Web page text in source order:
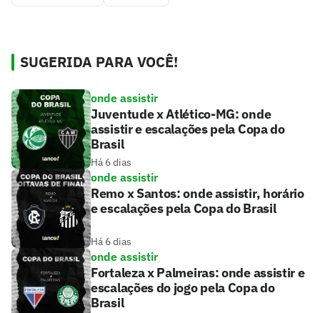
SUGERIDA PARA VOCÊ!
onde assistir
Juventude x Atlético-MG: onde
assistir e escalações pela Copa do
Brasil
Há 6 dias
onde assistir
Remo x Santos: onde assistir, horário
e escalações pela Copa do Brasil
Há 6 dias
onde assistir
Fortaleza x Palmeiras: onde assistir e
escalações do jogo pela Copa do
Brasil